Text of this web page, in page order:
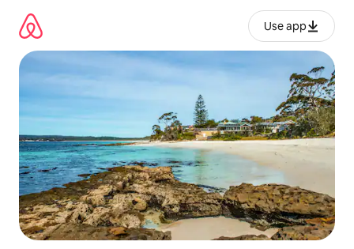
გადასვლა
Use app